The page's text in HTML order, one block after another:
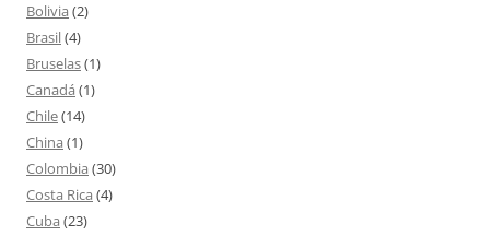
Bolivia (2)
Brasil(4)
Bruselas(1)
Canadá (1)
Chile(14)
China (1)
Colombia (30)
Costa Rica (4)
Cuba (23)